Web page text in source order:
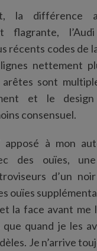
la différence
flagrante,
récents codes de
nettement
sont
et le design
consensuel.
apposé à mon
des ouïes,
d’un
ouïes
la face avant me
que quand je les
Je n’arrive